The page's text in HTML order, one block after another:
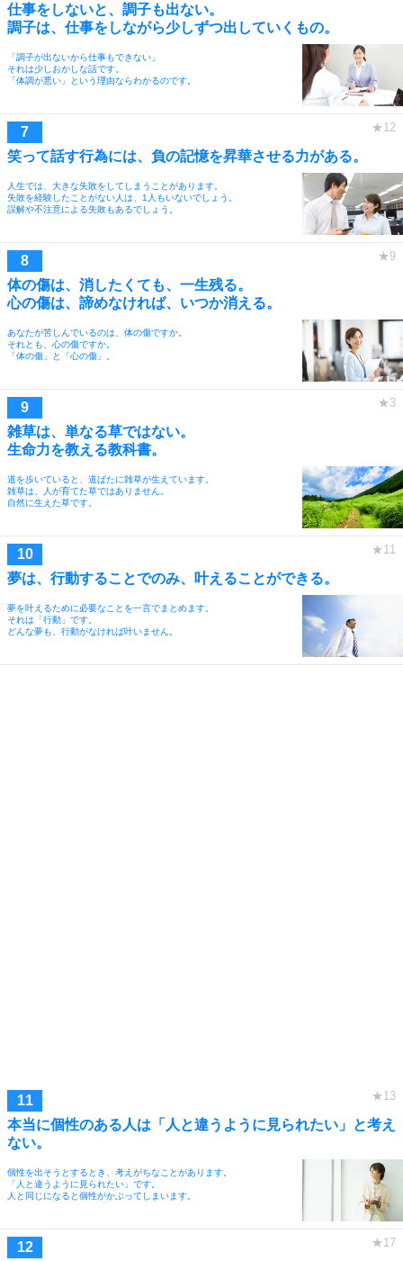
仕事をしないと、調子も出ない。
調子は、仕事をしながら少しずつ出していくもの。
「調子が出ないから仕事もできない」
それは少しおかしな話です。
「体調が悪い」という理由ならわかるのです。
笑って話す行為には、負の記憶を昇華させる力がある。
人生では、大きな失敗をしてしまうことがあります。
失敗を経験したことがない人は、1人もいないでしょう。
誤解や不注意による失敗もあるでしょう。
体の傷は、消したくても、一生残る。
心の傷は、諦めなければ、いつか消える。
あなたが苦しんでいるのは、体の傷ですか。
それとも、心の傷ですか。
「体の傷」と「心の傷」。
雑草は、単なる草ではない。
生命力を教える教科書。
道を歩いていると、道ばたに雑草が生えています。
雑草は、人が育てた草ではありません。
自然に生えた草です。
夢は、行動することでのみ、叶えることができる。
夢を叶えるために必要なことを一言でまとめます。
それは「行動」です。
どんな夢も、行動がなければ叶いません。
本当に個性のある人は「人と違うように見られたい」と考え
ない。
個性を出そうとするとき、考えがちなことがあります。
「人と違うように見られたい」です。
人と同じになると個性がかぶってしまいます。